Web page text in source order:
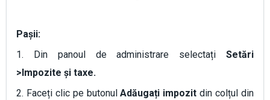
Pașii:
1. Din panoul de administrare selectați Setări
>Impozite și taxe.
2. Faceți clic pe butonulAdăugați impozit din colțul din